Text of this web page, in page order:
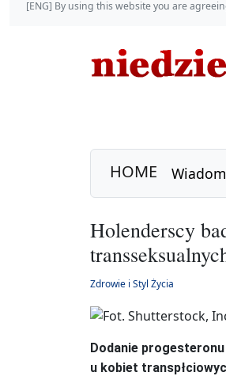
[ENG] By using this website you are
HOME
Holenderscy
Zdrowie i Styl Życia
Dodanie
u kobiet